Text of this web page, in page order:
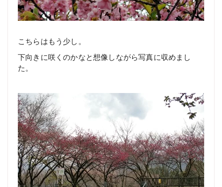
こちらはもう少し。
下向きに咲くのかなと想像しながら写真に収めまし
た。